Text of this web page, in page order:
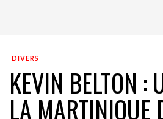
DIVERS
KEVIN BELTON :
LA MARTINIQUE